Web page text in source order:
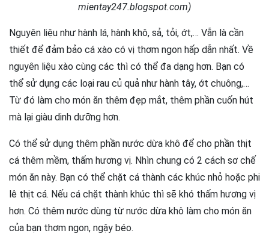
mientay247.blogspot.com)
Nguyên liệu như hành lá, hành khô, sả, tỏi, ớt,… Vẫn là cần
thiết để đảm bảo cá xào có vị thơm ngon hấp dẫn nhất. Về
nguyên liệu xào cùng các thì có thể đa dạng hơn. Bạn có
thể sử dụng các loại rau củ quả như hành tây, ớt chuông,…
Từ đó làm cho món ăn thêm đẹp mắt, thêm phần cuốn hút
mà lại giàu dinh dưỡng hơn.
Có thể sử dụng thêm phần nước dừa khô để cho phần thịt
cá thêm mềm, thấm hương vị. Nhìn chung có 2 cách sơ chế
món ăn này. Bạn có thể chặt cá thành các khúc nhỏ hoặc phi
lê thịt cá. Nếu cá chặt thành khúc thì sẽ khó thấm hương vị
hơn. Có thêm nước dùng từ nước dừa khô làm cho món ăn
của bạn thơm ngon, ngậy béo.